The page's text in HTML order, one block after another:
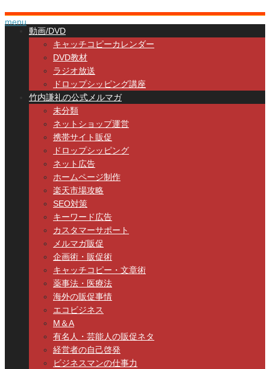
menu
動画/DVD
キャッチコピーカレンダー
DVD教材
ラジオ放送
ドロップシッピング講座
竹内謙礼の公式メルマガ
未分類
ネットショップ運営
携帯サイト販促
ドロップシッピング
ネット広告
ホームページ制作
楽天市場攻略
SEO対策
キーワード広告
カスタマーサポート
メルマガ販促
企画術・販促術
キャッチコピー・文章術
薬事法・医療法
海外の販促事情
エコビジネス
M＆A
有名人・芸能人の販促ネタ
経営者の自己啓発
ビジネスマンの仕事力